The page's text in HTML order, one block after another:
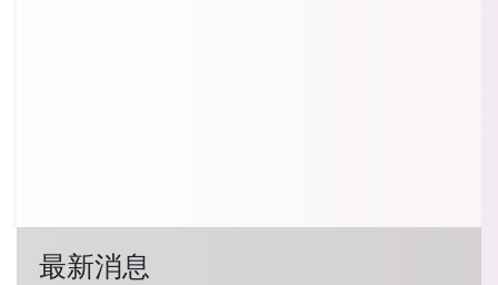
最新消息